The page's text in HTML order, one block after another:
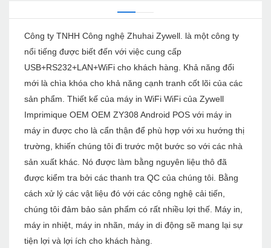
Công ty TNHH Công nghệ Zhuhai Zywell. là một công ty
nổi tiếng được biết đến với việc cung cấp
USB+RS232+LAN+WiFi cho khách hàng. Khả năng đổi
mới là chìa khóa cho khả năng cạnh tranh cốt lõi của các
sản phẩm. Thiết kế của máy in WiFi WiFi của Zywell
Imprimique OEM OEM ZY308 Android POS với máy in
máy in được cho là cẩn thận để phù hợp với xu hướng thị
trường, khiến chúng tôi đi trước một bước so với các nhà
sản xuất khác. Nó được làm bằng nguyên liệu thô đã
được kiểm tra bởi các thanh tra QC của chúng tôi. Bằng
cách xử lý các vật liệu đó với các công nghệ cải tiến,
chúng tôi đảm bảo sản phẩm có rất nhiều lợi thế. Máy in,
máy in nhiệt, máy in nhãn, máy in di động sẽ mang lại sự
tiện lợi và lợi ích cho khách hàng.